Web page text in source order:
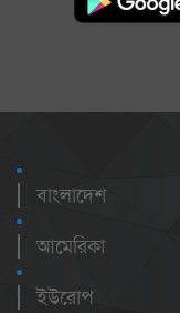
বাংলাদেশ
আমেরিকা
ইউরোপ